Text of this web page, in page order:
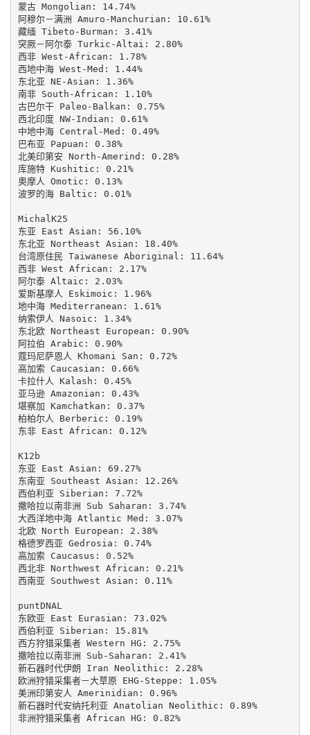
蒙古 Mongolian: 14.74%
阿穆尔－满洲 Amuro-Manchurian: 10.61%
藏缅 Tibeto-Burman: 3.41%
突厥－阿尔泰 Turkic-Altai: 2.80%
西非 West-African: 1.78%
西地中海 West-Med: 1.44%
东北亚 NE-Asian: 1.36%
南非 South-African: 1.10%
古巴尔干 Paleo-Balkan: 0.75%
西北印度 NW-Indian: 0.61%
中地中海 Central-Med: 0.49%
巴布亚 Papuan: 0.38%
北美印第安 North-Amerind: 0.28%
库施特 Kushitic: 0.21%
奥摩人 Omotic: 0.13%
波罗的海 Baltic: 0.01%
MichalK25
东亚 East Asian: 56.10%
东北亚 Northeast Asian: 18.40%
台湾原住民 Taiwanese Aboriginal: 11.64%
西非 West African: 2.17%
阿尔泰 Altaic: 2.03%
爱斯基摩人 Eskimoic: 1.96%
地中海 Mediterranean: 1.61%
纳索伊人 Nasoic: 1.34%
东北欧 Northeast European: 0.90%
阿拉伯 Arabic: 0.90%
蔻玛尼萨恩人 Khomani San: 0.72%
高加索 Caucasian: 0.66%
卡拉什人 Kalash: 0.45%
亚马逊 Amazonian: 0.43%
堪察加 Kamchatkan: 0.37%
柏柏尔人 Berberic: 0.19%
东非 East African: 0.12%
K12b
东亚 East Asian: 69.27%
东南亚 Southeast Asian: 12.26%
西伯利亚 Siberian: 7.72%
撒哈拉以南非洲 Sub Saharan: 3.74%
大西洋地中海 Atlantic Med: 3.07%
北欧 North European: 2.38%
格德罗西亚 Gedrosia: 0.74%
高加索 Caucasus: 0.52%
西北非 Northwest African: 0.21%
西南亚 Southwest Asian: 0.11%
puntDNAL
东欧亚 East Eurasian: 73.02%
西伯利亚 Siberian: 15.81%
西方狩猎采集者 Western HG: 2.75%
撒哈拉以南非洲 Sub-Saharan: 2.41%
新石器时代伊朗 Iran Neolithic: 2.28%
欧洲狩猎采集者－大草原 EHG-Steppe: 1.05%
美洲印第安人 Amerinidian: 0.96%
新石器时代安纳托利亚 Anatolian Neolithic: 0.89%
非洲狩猎采集者 African HG: 0.82%